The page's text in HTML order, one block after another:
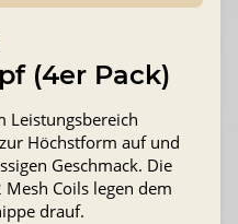
(4er Pack)
Leistungsbereich
Höchstform auf und
Geschmack. Die
Coils legen dem
drauf.